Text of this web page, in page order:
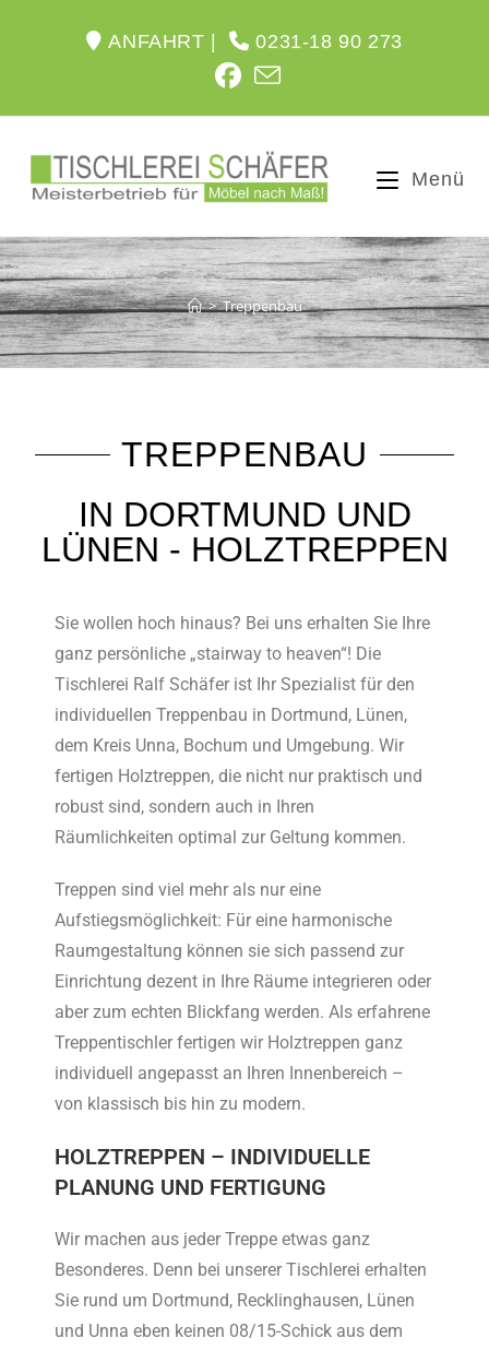
ANFAHRT | 0231-18 90 273
Menü
> Treppenbau
TREPPENBAU
IN DORTMUND UND
LÜNEN - HOLZTREPPEN
Sie wollen hoch hinaus? Bei uns erhalten Sie Ihre
ganz persönliche „stairway to heaven“! Die
Tischlerei Ralf Schäfer ist Ihr Spezialist für den
individuellen Treppenbau in Dortmund, Lünen,
dem Kreis Unna, Bochum und Umgebung. Wir
fertigen Holztreppen, die nicht nur praktisch und
robust sind, sondern auch in Ihren
Räumlichkeiten optimal zur Geltung kommen.
Treppen sind viel mehr als nur eine
Aufstiegsmöglichkeit: Für eine harmonische
Raumgestaltung können sie sich passend zur
Einrichtung dezent in Ihre Räume integrieren oder
aber zum echten Blickfang werden. Als erfahrene
Treppentischler fertigen wir Holztreppen ganz
individuell angepasst an Ihren Innenbereich –
von klassisch bis hin zu modern.
HOLZTREPPEN – INDIVIDUELLE
PLANUNG UND FERTIGUNG
Wir machen aus jeder Treppe etwas ganz
Besonderes. Denn bei unserer Tischlerei erhalten
Sie rund um Dortmund, Recklinghausen, Lünen
und Unna eben keinen 08/15-Schick aus dem